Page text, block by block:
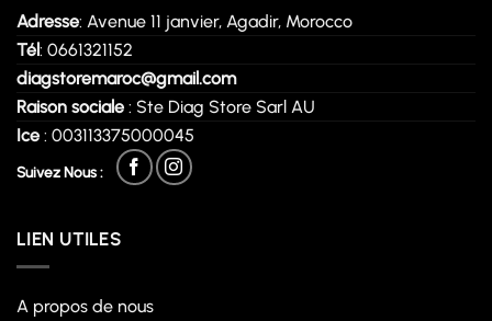
Adresse: Avenue 11 janvier, Agadir, Morocco
Tél: 0661321152
diagstoremaroc@gmail.com
Raison sociale : Ste Diag Store Sarl AU
Ice : 003113375000045
Suivez Nous :
LIEN UTILES
A propos de nous